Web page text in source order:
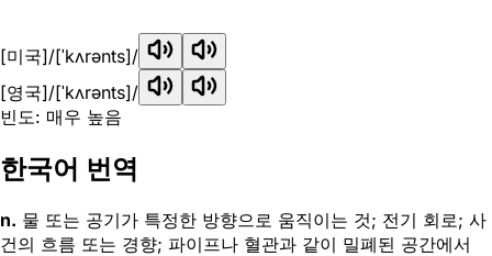
[미국]/[ˈkʌrənts]/
[영국]/[ˈkʌrənts]/
빈도: 매우 높음
한국어 번역
n. 물 또는 공기가 특정한 방향으로 움직이는 것; 전기 회로; 사
건의 흐름 또는 경향; 파이프나 혈관과 같이 밀폐된 공간에서